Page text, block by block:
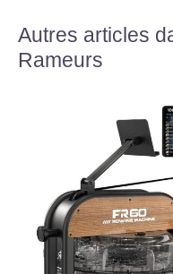
Autres articles
Rameurs